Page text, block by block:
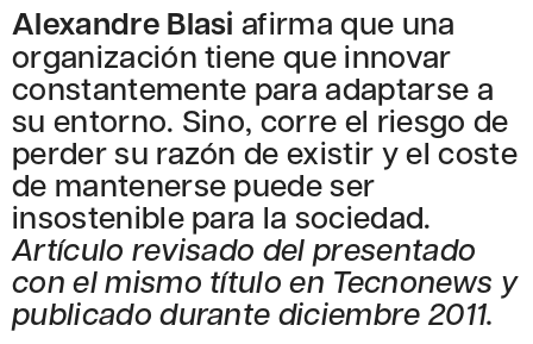
Alexandre Blasi afirma que una
organización tiene que innovar
constantemente para adaptarse a
su entorno. Sino, corre el riesgo de
perder su razón de existir y el coste
de mantenerse puede ser
insostenible para la sociedad.
Artículo revisado del presentado
con el mismo título en Tecnonews y
publicado durante diciembre 2011.